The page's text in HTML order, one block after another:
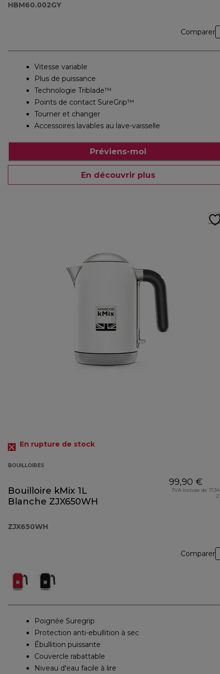
HBM60.002GY
Comparer
Vitesse variable
Plus de puissance
Technologie Triblade™
Points de contact SureGrip™
Tourner et changer
Accessoires lavables au lave-vaisselle
Préviens-moi
En découvrir plus
En rupture de stock
BOUILLOIRES
Bouilloire kMix 1L
Blanche ZJX650WH
ZJX650WH
99,90 €
TVA incluse de
Comparer
Poignée Suregrip
Protection anti-ebullition à sec
Ébullition puissante
Couvercle rabattable
Niveau d'eau facile à lire